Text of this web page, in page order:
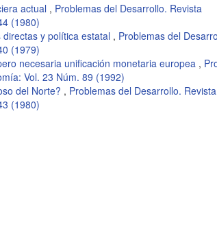
actual , Problemas del Desarrollo. Revista
(1980)
y política estatal , Problemas del
(1979)
necesaria unificación monetaria europea ,
Vol. 23 Núm. 89 (1992)
del Norte? , Problemas del Desarrollo. Revista
(1980)